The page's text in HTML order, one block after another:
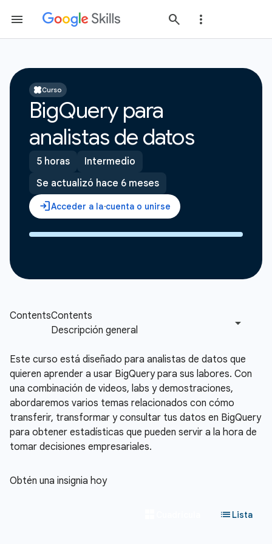
Curso
BigQuery para
analistas de datos
5 horas
Intermedio
Se actualizó hace 6 meses
Este curso está diseñado para analistas de datos que
quieren aprender a usar BigQuery para sus labores. Con
una combinación de videos, labs y demostraciones,
abordaremos varios temas relacionados con cómo
transferir, transformar y consultar tus datos en BigQuery
para obtener estadísticas que pueden servir a la hora de
tomar decisiones empresariales.
Obtén una insignia hoy